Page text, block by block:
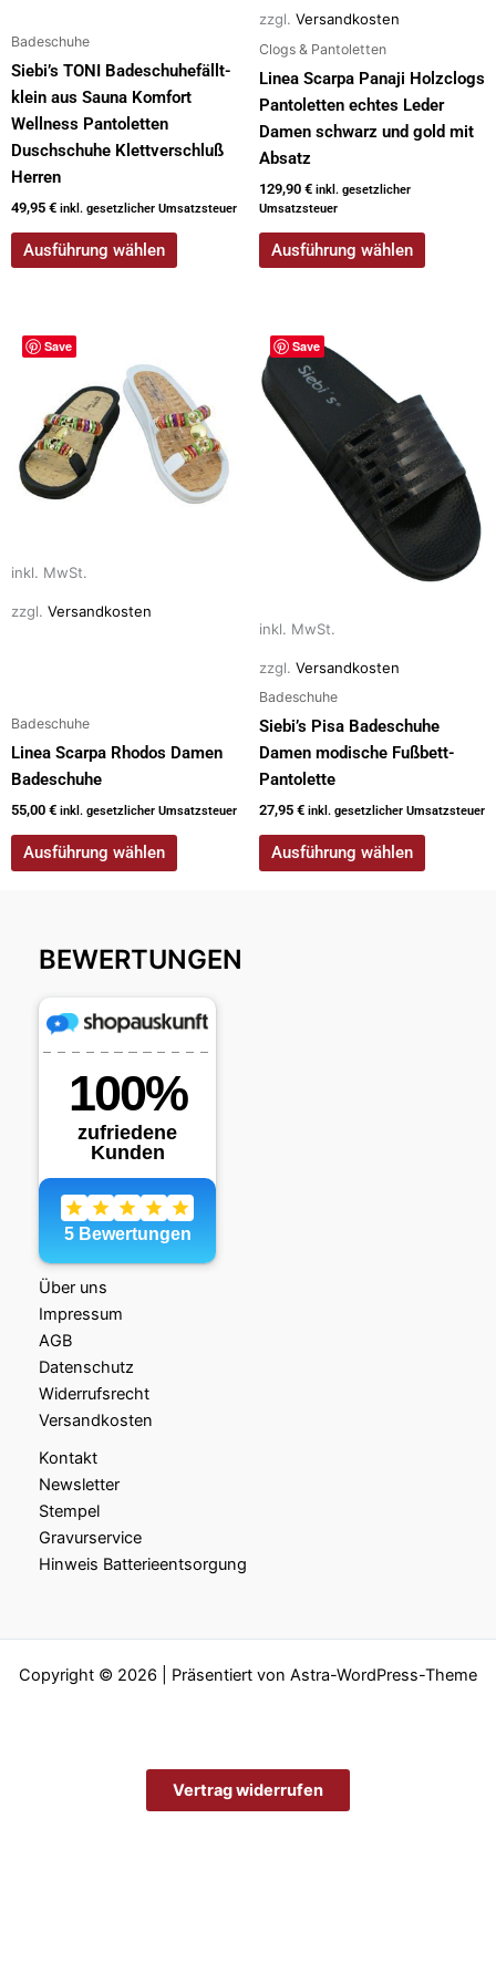
Badeschuhe
Siebi’s TONI Badeschuhefällt-
klein aus Sauna Komfort
Wellness Pantoletten
Duschschuhe Klettverschluß
Herren
49,95 € inkl. gesetzlicher Umsatzsteuer
Ausführung wählen
Produktseite
gewählt
werden
zzgl. Versandkosten
Clogs & Pantoletten
Linea Scarpa Panaji Holzclogs
Pantoletten echtes Leder
Damen schwarz und gold mit
Absatz
129,90 € inkl. gesetzlicher
Umsatzsteuer
Ausführung wählen
Produktseite
gewählt
werden
Save
inkl. MwSt.
zzgl. Versandkosten
Badeschuhe
Linea Scarpa Rhodos Damen
Badeschuhe
55,00 € inkl. gesetzlicher Umsatzsteuer
Ausführung wählen
Dieses
Produkt
mehrere
Varianten
auf.
Die
auf
Produktseite
Save
inkl. MwSt.
zzgl. Versandkosten
Badeschuhe
Siebi’s Pisa Badeschuhe
Damen modische Fußbett-
Pantolette
27,95 € inkl. gesetzlicher Umsatzsteuer
Ausführung wählen
Dieses
Produkt
weist
mehrere
Varianten
Produktseite
werden
BEWERTUNGEN
Über uns
Impressum
AGB
Datenschutz
Widerrufsrecht
Versandkosten
Kontakt
Newsletter
Stempel
Gravurservice
Hinweis Batterieentsorgung
Copyright © 2026 | Präsentiert von Astra-WordPress-Theme
Vertrag widerrufen